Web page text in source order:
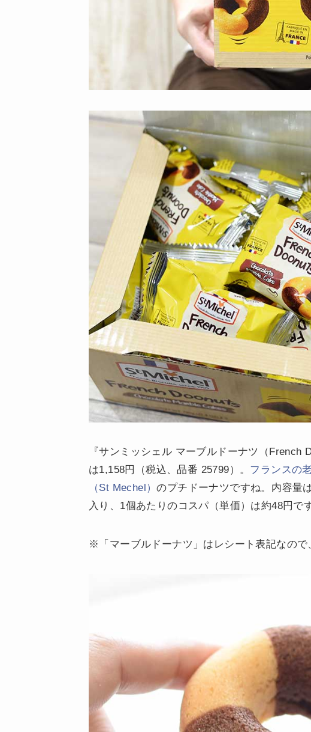
『サンミッシェル マーブルドーナツ（
は1,158円（税込、品番 25799）。 フランスの
（St Mechel）のプチドーナツですね。内容量
入り、1個あたりのコスパ（単価）は約48円です
※「マーブルドーナツ」はレシート表記なので